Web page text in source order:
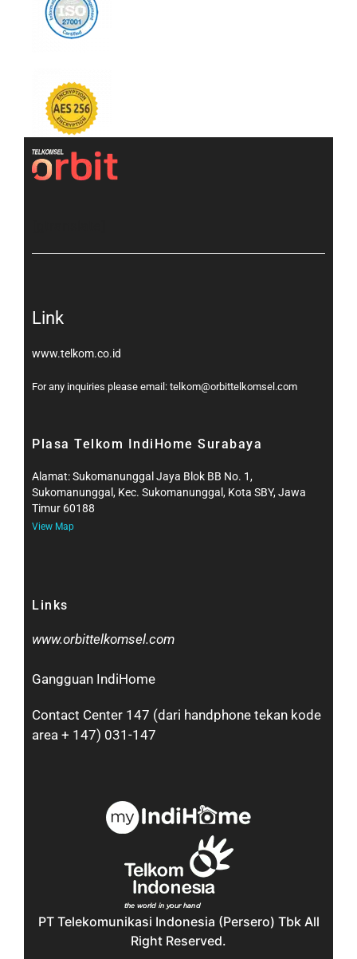
Link
www.telkom.co.id
For any inquiries please email: telkom@orbittelkomsel.com
Plasa Telkom IndiHome Surabaya
Alamat: Sukomanunggal Jaya Blok BB No. 1,
Sukomanunggal, Kec. Sukomanunggal, Kota SBY, Jawa
Timur 60188
View Map
Links
www.orbittelkomsel.com
Gangguan IndiHome
Contact Center 147 (dari handphone tekan kode
area + 147) 031-147
PT Telekomunikasi Indonesia (Persero) Tbk All
Right Reserved.